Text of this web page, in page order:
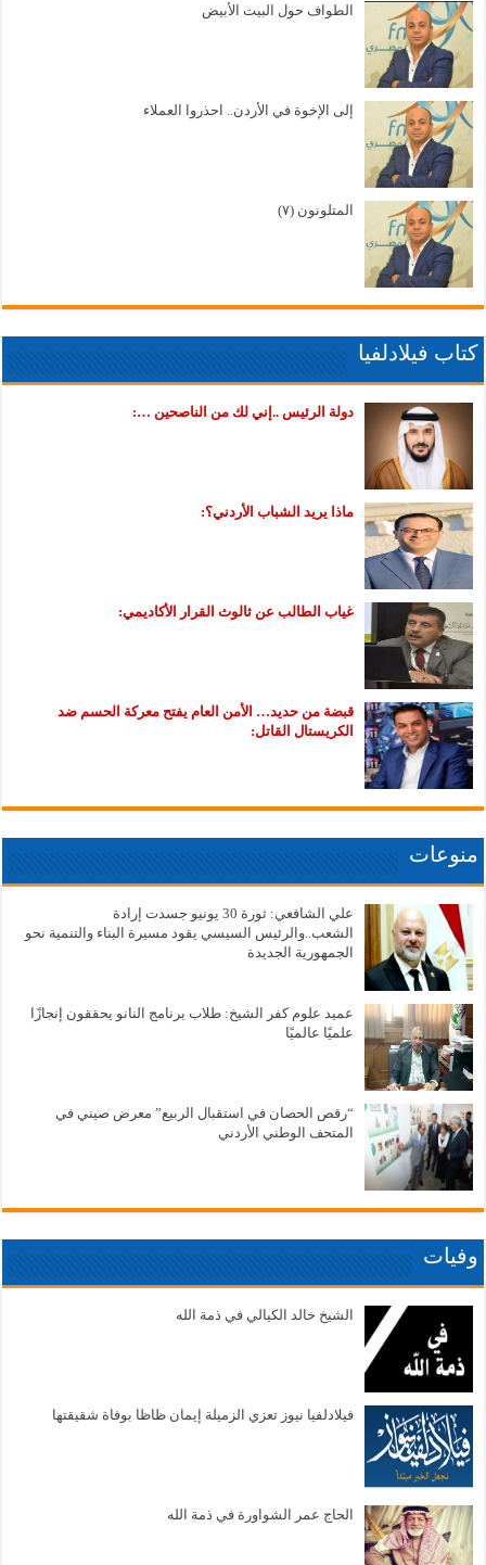
الطواف حول البيت الأبيض
إلى الإخوة في الأردن.. احذروا العملاء
المتلونون (٧)
كتاب فيلادلفيا
دولة الرئيس ..إني لك من الناصحين …:
ماذا يريد الشباب الأردني؟:
غياب الطالب عن ثالوث القرار الأكاديمي:
قبضة من حديد… الأمن العام يفتح معركة الحسم ضد
الكريستال القاتل:
منوعات
علي الشافعي: ثورة 30 يونيو جسدت إرادة
الشعب..والرئيس السيسي يقود مسيرة البناء والتنمية نحو
الجمهورية الجديدة
عميد علوم كفر الشيخ: طلاب برنامج النانو يحققون إنجازًا
علميًا عالميًا
“رقص الحصان في استقبال الربيع” معرض صيني في
المتحف الوطني الأردني
وفيات
الشيخ خالد الكيالي في ذمة الله
فيلادلفيا نيوز تعزي الزميلة إيمان ظاظا بوفاة شقيقتها
الحاج عمر الشواورة في ذمة الله